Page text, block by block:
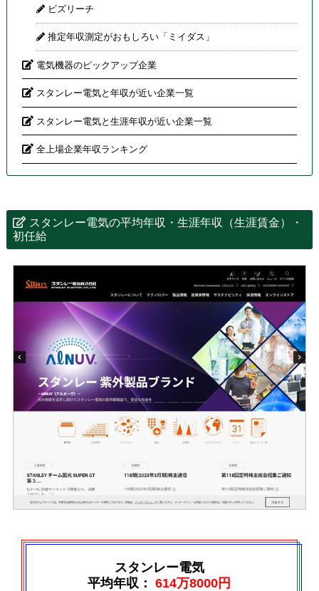
ビズリーチ
推定年収測定がおもしろい「ミイダス」
電気機器のピックアップ企業
スタンレー電気と年収が近い企業一覧
スタンレー電気と生涯年収が近い企業一覧
全上場企業年収ランキング
スタンレー電気の平均年収・生涯年収（生涯賃金）・
初任給
スタンレー電気
平均年収：614万8000円